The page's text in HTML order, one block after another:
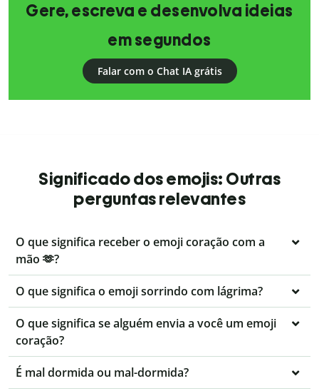
Gere, escreva e desenvolva ideias
em segundos
Falar com o Chat IA grátis
Significado dos emojis: Outras
perguntas relevantes
O que significa receber o emoji coração com a
mão 🫶?
O que significa o emoji sorrindo com lágrima?
O que significa se alguém envia a você um emoji
coração?
É mal dormida ou mal-dormida?